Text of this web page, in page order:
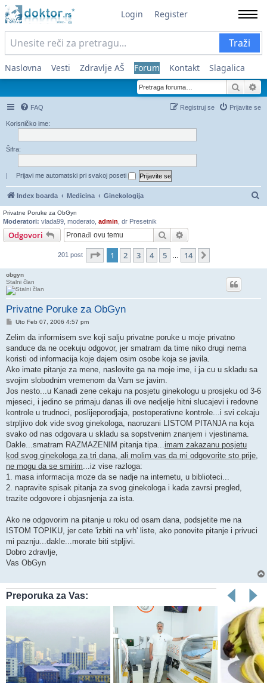
Login Register
Traži
Naslovna Vesti Zdravlje AŠ Forum Kontakt Slagalica
FAQ Prijavite se
Registruj se
Korisničko ime:
Šifra:
| Prijavi me automatski pri svakoj poseti
Index boarda Medicina Ginekologija
Privatne Poruke za ObGyn
Moderatori: vlada99 moderato admin dr Presetnik
Odgovori Pretraga
201 post Stranica 1od14
1 2 3 4 5 14
obgyn
Stalni član
Privatne Poruke za ObGyn
Post
Uto Feb 07, 2006 4:57 pm
Zelim da informisem sve koji salju privatne poruke u moje privatno
sanduce da ne ocekuju odgovor, jer smatram da time niko drugi nema
koristi od informacija koje dajem osim osobe koja se javila.
Ako imate pitanje za mene, naslovite ga na moje ime, i ja cu u skladu sa
svojim slobodnim vremenom da Vam se javim.
Jos nesto...u Kanadi zene cekaju na posjetu ginekologu u prosjeku od 3-6
mjeseci, i jedino se primaju danas ili ove nedjelje hitni slucajevi i redovne
kontrole u trudnoci, poslijeporodjaja, postoperativne kontrole...i svi cekaju
strpljivo dok vide svog ginekologa, naoruzani LISTOM PITANJA na koja
svako od nas odgovara u skladu sa sopstvenim znanjem i vjestinama.
Dakle...smatram RAZMAZENIM pitanja tipa... imam zakazanu posjetu
kod svog ginekologa za tri dana, ali molim vas da mi odgovorite sto prije,
ne mogu da se smirim ...iz vise razloga:
1. masa informacija moze da se nadje na internetu, u biblioteci...
2. napravite spisak pitanja za svog ginekologa i kada zavrsi pregled,
trazite odgovore i objasnjenja za ista.
Ako ne odgovorim na pitanje u roku od osam dana, podsjetite me na
ISTOM TOPIKU, jer cete 'izbiti na vrh' liste, ako ponovite pitanje i privuci
mi paznju...dakle...morate biti stpljivi.
Dobro zdravlje,
Vas ObGyn
Preporuka za Vas: